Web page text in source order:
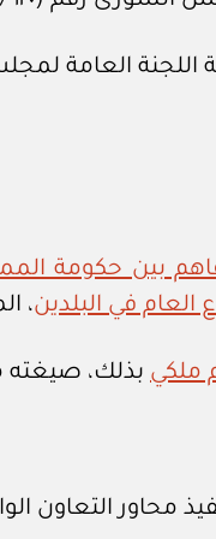
لمجلس الوزراء رقم
بين حكومة
العام في البلدين،
ملكي بذلك، صيغته
محاور التعاون